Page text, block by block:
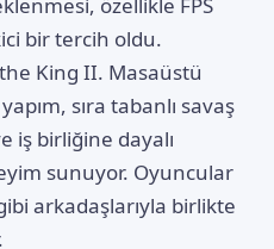
özellikle FPS
bir tercih oldu.
King II. Masaüstü
sıra tabanlı savaş
iş birliğine dayalı
sunuyor. Oyuncular
arkadaşlarıyla birlikte